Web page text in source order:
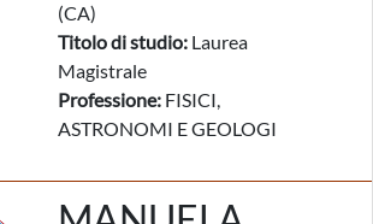
(CA)
Titolo di studio: Laurea
Magistrale
Professione: FISICI,
ASTRONOMI E GEOLOGI